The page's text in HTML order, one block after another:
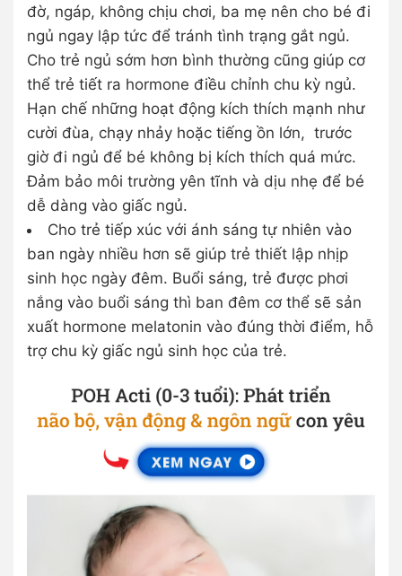
đờ, ngáp, không chịu chơi, ba mẹ nên cho bé đi
ngủ ngay lập tức để tránh tình trạng gắt ngủ.
Cho trẻ ngủ sớm hơn bình thường cũng giúp cơ
thể trẻ tiết ra hormone điều chỉnh chu kỳ ngủ.
Hạn chế những hoạt động kích thích mạnh như
cười đùa, chạy nhảy hoặc tiếng ồn lớn, trước
giờ đi ngủ để bé không bị kích thích quá mức.
Đảm bảo môi trường yên tĩnh và dịu nhẹ để bé
dễ dàng vào giấc ngủ.
Cho trẻ tiếp xúc với ánh sáng tự nhiên vào
ban ngày nhiều hơn sẽ giúp trẻ thiết lập nhịp
sinh học ngày đêm. Buổi sáng, trẻ được phơi
nắng vào buổi sáng thì ban đêm cơ thể sẽ sản
xuất hormone melatonin vào đúng thời điểm, hỗ
trợ chu kỳ giấc ngủ sinh học của trẻ.